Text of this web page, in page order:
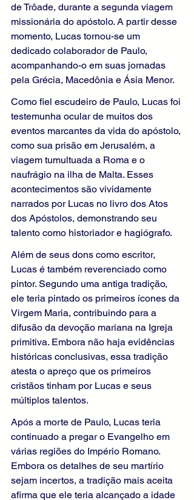
de Trôade, durante a segunda viagem
missionária do apóstolo. A partir desse
momento, Lucas tornou-se um
dedicado colaborador de Paulo,
acompanhando-o em suas jornadas
pela Grécia, Macedônia e Ásia Menor.
Como fiel escudeiro de Paulo, Lucas foi
testemunha ocular de muitos dos
eventos marcantes da vida do apóstolo,
como sua prisão em Jerusalém, a
viagem tumultuada a Roma e o
naufrágio na ilha de Malta. Esses
acontecimentos são vividamente
narrados por Lucas no livro dos Atos
dos Apóstolos, demonstrando seu
talento como historiador e hagiógrafo.
Além de seus dons como escritor,
Lucas é também reverenciado como
pintor. Segundo uma antiga tradição,
ele teria pintado os primeiros ícones da
Virgem Maria, contribuindo para a
difusão da devoção mariana na Igreja
primitiva. Embora não haja evidências
históricas conclusivas, essa tradição
atesta o apreço que os primeiros
cristãos tinham por Lucas e seus
múltiplos talentos.
Após a morte de Paulo, Lucas teria
continuado a pregar o Evangelho em
várias regiões do Império Romano.
Embora os detalhes de seu martírio
sejam incertos, a tradição mais aceita
afirma que ele teria alcançado a idade